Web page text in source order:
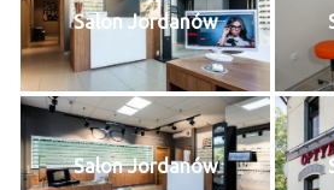
Salon Jordanów
Salon Jordanów